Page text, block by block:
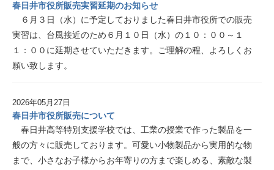
春日井市役所販売実習延期のお知らせ
６月３日（水）に予定しておりました春日井市役所での販売
実習は、台風接近のため６月１０日（水）の１０：００～１
１：００に延期させていただきます。ご理解の程、よろしくお
願い致します。
2026年05月27日
春日井市役所販売について
春日井高等特別支援学校では、工業の授業で作った製品を一
般の方々に販売しております。可愛い小物製品から実用的な物
まで、小さなお子様からお年寄りの方まで楽しめる、素敵な製